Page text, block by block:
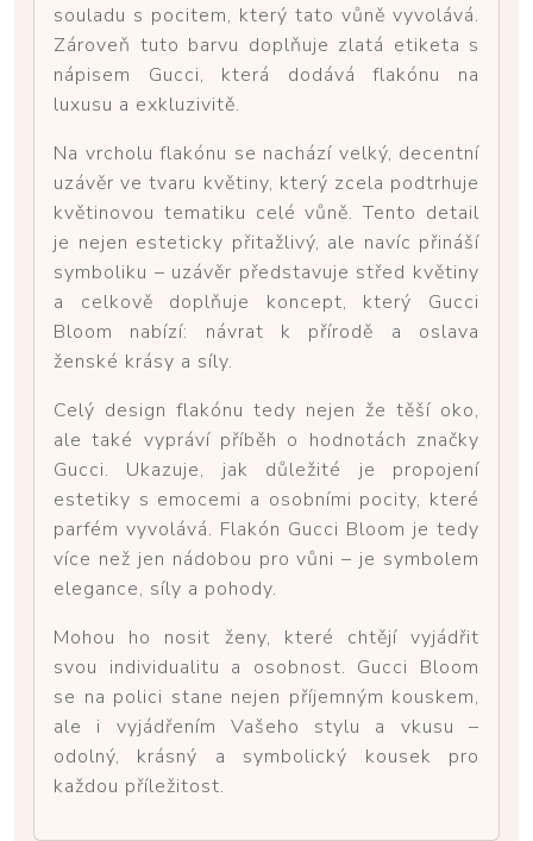
souladu s pocitem, který tato vůně vyvolává.
Zároveň tuto barvu doplňuje zlatá etiketa s
nápisem Gucci, která dodává flakónu na
luxusu a exkluzivitě.
Na vrcholu flakónu se nachází velký, decentní
uzávěr ve tvaru květiny, který zcela podtrhuje
květinovou tematiku celé vůně. Tento detail
je nejen esteticky přitažlivý, ale navíc přináší
symboliku – uzávěr představuje střed květiny
a celkově doplňuje koncept, který Gucci
Bloom nabízí: návrat k přírodě a oslava
ženské krásy a síly.
Celý design flakónu tedy nejen že těší oko,
ale také vypráví příběh o hodnotách značky
Gucci. Ukazuje, jak důležité je propojení
estetiky s emocemi a osobními pocity, které
parfém vyvolává. Flakón Gucci Bloom je tedy
více než jen nádobou pro vůni – je symbolem
elegance, síly a pohody.
Mohou ho nosit ženy, které chtějí vyjádřit
svou individualitu a osobnost. Gucci Bloom
se na polici stane nejen příjemným kouskem,
ale i vyjádřením Vašeho stylu a vkusu –
odolný, krásný a symbolický kousek pro
každou příležitost.